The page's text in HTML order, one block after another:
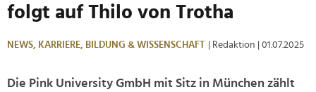
folgt auf Thilo von Trotha
NEWS, KARRIERE, BILDUNG & WISSENSCHAFT | Redaktion | 01.07.2025
Die Pink University GmbH mit Sitz in München zählt